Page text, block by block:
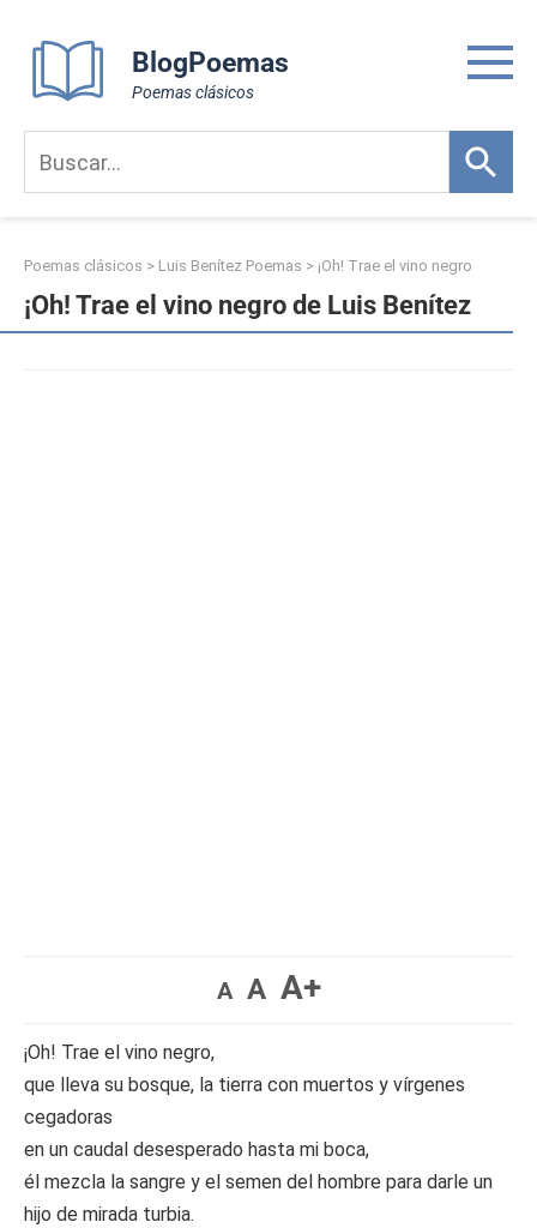
content
BlogPoemas
Poemas clásicos
Poemas clásicos > Luis Benítez Poemas > ¡Oh! Trae el vino negro
¡Oh! Trae el vino negro de Luis Benítez
A A A+
¡Oh! Trae el vino negro,
que lleva su bosque, la tierra con muertos y vírgenes
cegadoras
en un caudal desesperado hasta mi boca,
él mezcla la sangre y el semen del hombre para darle un
hijo de mirada turbia.